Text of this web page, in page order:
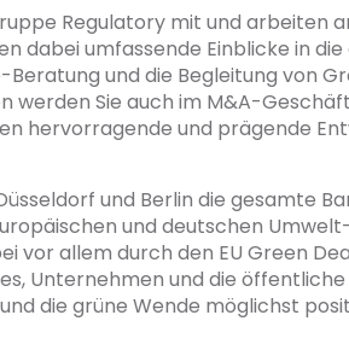
Regulatory mit und arbeiten
dabei umfassende Einblicke in
und die Begleitung von
Sie auch im M&A-
hervorragende und prägende
und Berlin die gesamte
und deutschen
allem durch den EU Green
Unternehmen und die
die grüne Wende möglichst